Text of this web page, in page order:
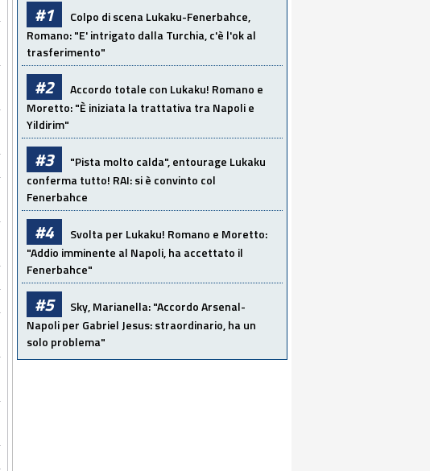
#1
Colpo di scena Lukaku-Fenerbahce,
Romano: "E' intrigato dalla Turchia, c'è l'ok al
trasferimento"
#2
Accordo totale con Lukaku! Romano e
Moretto: "È iniziata la trattativa tra Napoli e
Yildirim"
#3
"Pista molto calda", entourage Lukaku
conferma tutto! RAI: si è convinto col
Fenerbahce
#4
Svolta per Lukaku! Romano e Moretto:
"Addio imminente al Napoli, ha accettato il
Fenerbahce"
#5
Sky, Marianella: "Accordo Arsenal-
Napoli per Gabriel Jesus: straordinario, ha un
solo problema"